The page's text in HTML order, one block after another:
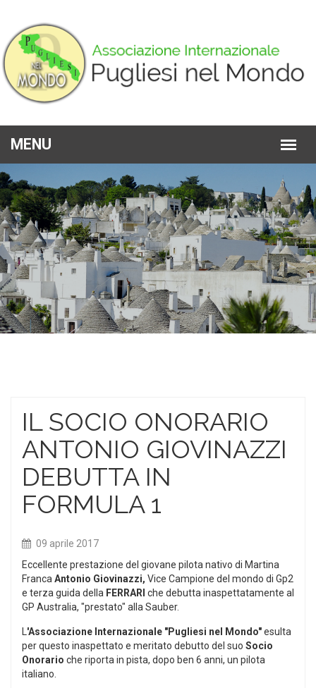
IL SOCIO ONORARIO
ANTONIO GIOVINAZZI
DEBUTTA IN
FORMULA 1
09 aprile 2017
Eccellente prestazione del giovane pilota nativo di Martina
Franca Antonio Giovinazzi, Vice Campione del mondo di Gp2
e terza guida della FERRARI che debutta inaspettatamente al
GP Australia, "prestato" alla Sauber.
'Associazione Internazionale "Pugliesi nel Mondo"esulta
per questo inaspettato e meritato debutto del suo Socio
Onorario che riporta in pista, dopo ben 6 anni, un pilota
italiano.